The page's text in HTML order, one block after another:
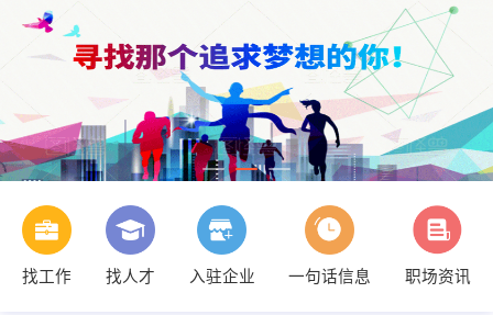
找工作 找人才 入驻企业 一句话信息
职场资讯